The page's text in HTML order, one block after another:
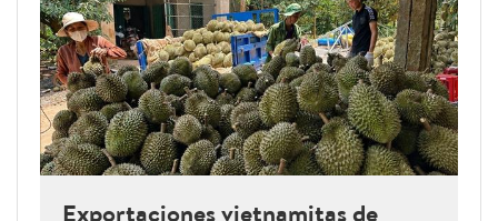
Exportaciones vietnamitas de